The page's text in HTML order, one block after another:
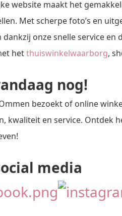
website maakt het
Met scherpe foto’s en
dankzij onze snelle service
hetthuiswinkelwaarborg,
nog!
bezoekt of online
kwaliteit en service. Ontdek
media